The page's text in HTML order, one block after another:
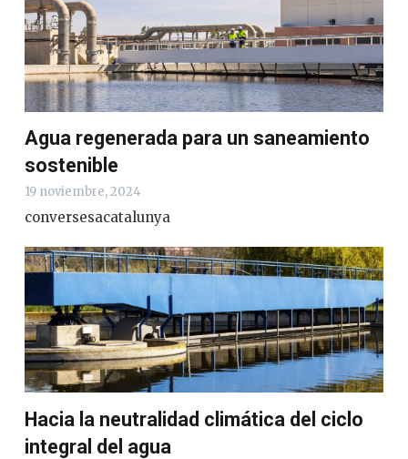
Agua regenerada para un saneamiento
sostenible
19 noviembre, 2024
conversesacatalunya
Hacia la neutralidad climática del ciclo
integral del agua